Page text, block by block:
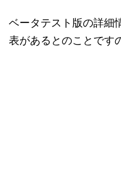
ベータテスト版の詳細
表があるとのことです